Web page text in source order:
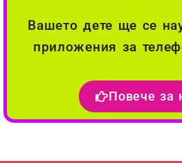
Вашето дете ще се
приложения за
Повече за